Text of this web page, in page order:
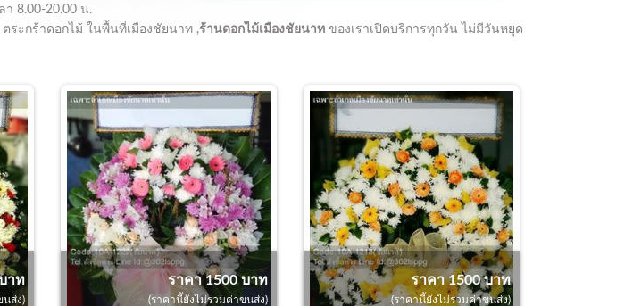
า 8.00-20.00 น.
ระกร้าดอกไม้ ในพื้นที่เมืองชัยนาท ,ร้านดอกไม้เมืองชัยนาท ของเราเปิดบริการทุกวัน ไม่มีวันหยุด
าท
นส่ง)
ราคา 1500 บาท
(ราคานี้ยังไม่รวมค่าขนส่ง)
ราคา 1500 บาท
(ราคานี้ยังไม่รวมค่าขนส่ง)